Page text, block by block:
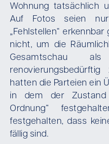
Wohnung tatsächlich
Auf Fotos seien nur
„Fehlstellen“
nicht, um die
Gesamtschau
hatten die Parteien ein
in dem der
Ordnung“
festgehalten, dass
fällig sind.